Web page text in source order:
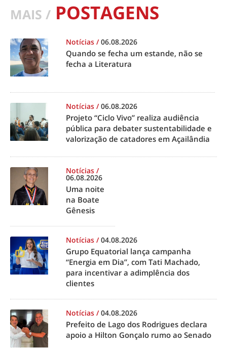
MAIS / POSTAGENS
Notícias /06.08.2026
Quando se fecha um estande, não se
fecha a Literatura
Notícias /06.08.2026
Projeto “Ciclo Vivo” realiza audiência
pública para debater sustentabilidade e
valorização de catadores em Açailândia
Notícias /
06.08.2026
Uma noite
na Boate
Gênesis
Notícias /04.08.2026
Grupo Equatorial lança campanha
“Energia em Dia”, com Tati Machado,
para incentivar a adimplência dos
clientes
Notícias /04.08.2026
Prefeito de Lago dos Rodrigues declara
apoio a Hilton Gonçalo rumo ao Senado